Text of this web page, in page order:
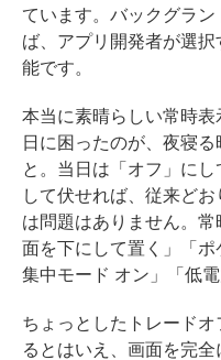
ています。バックグラ
ば、アプリ開発者が選
能です。
本当に素晴らしい常時
日に困ったのが、夜寝
と。当日は「オフ」に
して伏せれば、従来ど
は問題はありません。
面を下にして置く」「
集中モード オン」「低
ちょっとしたトレード
るとはいえ、画面を完